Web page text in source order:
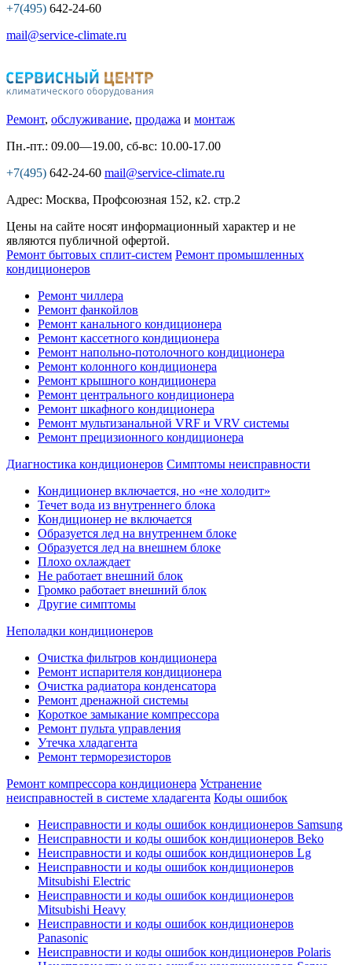
+7(495) 642-24-60
mail@service-climate.ru
Ремонт, обслуживание, продажа и монтаж
Пн.-пт.: 09.00—19.00, сб-вс: 10.00-17.00
+7(495) 642-24-60 mail@service-climate.ru
Адрес: Москва, Профсоюзная 152, к2. стр.2
Цены на сайте носят информационный характер и не
являются публичной офертой.
Ремонт бытовых сплит-систем Ремонт промышленных
кондиционеров
Ремонт чиллера
Ремонт фанкойлов
Ремонт канального кондиционера
Ремонт кассетного кондиционера
Ремонт напольно-потолочного кондиционера
Ремонт колонного кондиционера
Ремонт крышного кондиционера
Ремонт центрального кондиционера
Ремонт шкафного кондиционера
Ремонт мультизанальной VRF и VRV системы
Ремонт прецизионного кондиционера
Диагностика кондиционеров Симптомы неисправности
Кондиционер включается, но «не холодит»
Течет вода из внутреннего блока
Кондиционер не включается
Образуется лед на внутреннем блоке
Образуется лед на внешнем блоке
Плохо охлаждает
Не работает внешний блок
Громко работает внешний блок
Другие симптомы
Неполадки кондиционеров
Очистка фильтров кондиционера
Ремонт испарителя кондиционера
Очистка радиатора конденсатора
Ремонт дренажной системы
Короткое замыкание компрессора
Ремонт пульта управления
Утечка хладагента
Ремонт терморезисторов
Ремонт компрессора кондиционера Устранение
неисправностей в системе хладагента Коды ошибок
Неисправности и коды ошибок кондиционеров Samsung
Неисправности и коды ошибок кондиционеров Beko
Неисправности и коды ошибок кондиционеров Lg
Неисправности и коды ошибок кондиционеров
Mitsubishi Electric
Неисправности и коды ошибок кондиционеров
Mitsubishi Heavy
Неисправности и коды ошибок кондиционеров
Panasonic
Неисправности и коды ошибок кондиционеров Polaris